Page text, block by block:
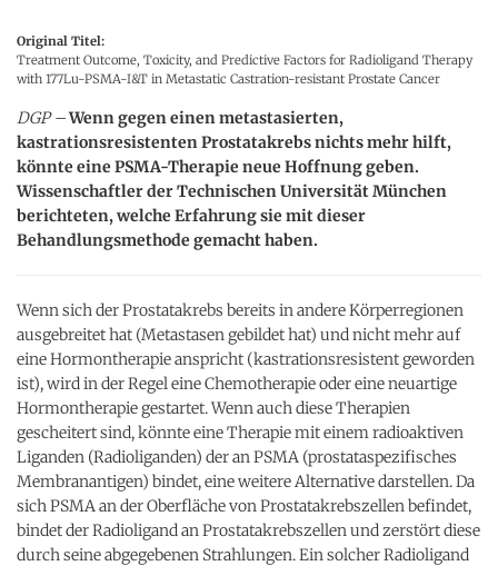
Original Titel:
Treatment Outcome, Toxicity, and Predictive Factors for Radioligand Therapy
with 177Lu-PSMA-I&T in Metastatic Castration-resistant Prostate Cancer
DGP –Wenn gegen einen metastasierten,
kastrationsresistenten Prostatakrebs nichts mehr hilft,
könnte eine PSMA-Therapie neue Hoffnung geben.
Wissenschaftler der Technischen Universität München
berichteten, welche Erfahrung sie mit dieser
Behandlungsmethode gemacht haben.
Wenn sich der Prostatakrebs bereits in andere Körperregionen
ausgebreitet hat (Metastasen gebildet hat) und nicht mehr auf
eine Hormontherapie anspricht (kastrationsresistent geworden
ist), wird in der Regel eine Chemotherapie oder eine neuartige
Hormontherapie gestartet. Wenn auch diese Therapien
gescheitert sind, könnte eine Therapie mit einem radioaktiven
Liganden (Radioliganden) der an PSMA (prostataspezifisches
Membranantigen) bindet, eine weitere Alternative darstellen. Da
sich PSMA an der Oberfläche von Prostatakrebszellen befindet,
bindet der Radioligand an Prostatakrebszellen und zerstört diese
durch seine abgegebenen Strahlungen. Ein solcher Radioligand